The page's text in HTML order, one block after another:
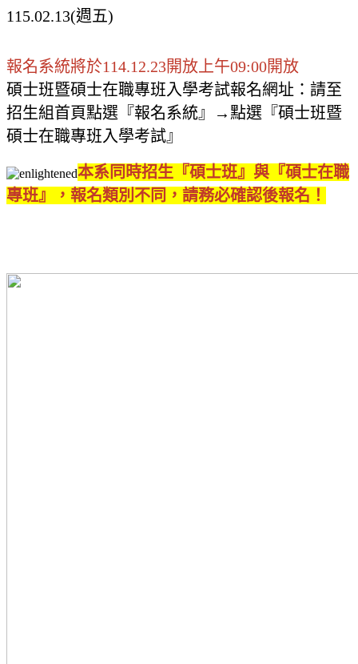
115.02.13(週五)
報名系統將於114.12.23開放上午09:00開放
碩士班暨碩士在職專班入學考試報名網址：請至
招生組首頁點選『報名系統』→點選『碩士班暨
碩士在職專班入學考試』
本系同時招生『碩士班』與『碩士在職
專班』，報名類別不同，請務必確認後報名！